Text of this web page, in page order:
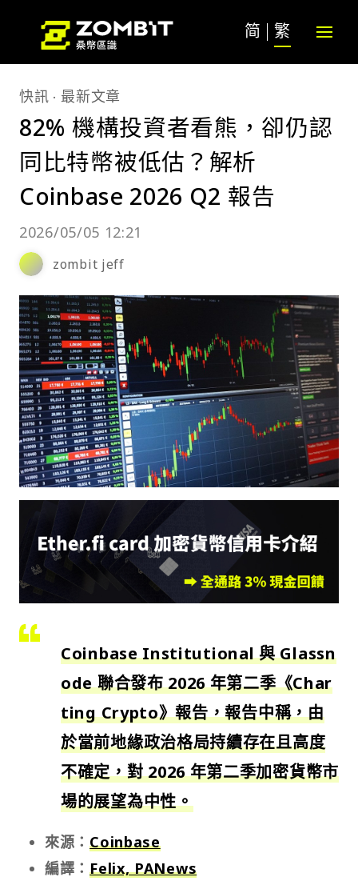
简 繁
快訊 最新文章
82% 機構投資者看熊，卻仍認
同比特幣被低估？解析
Coinbase 2026 Q2 報告
2026/05/05 12:21
zombit jeff
Coinbase Institutional 與 Glassn
ode 聯合發布 2026 年第二季《Char
ting Crypto》報告，報告中稱，由
於當前地緣政治格局持續存在且高度
不確定，對 2026 年第二季加密貨幣市
場的展望為中性。
來源：Coinbase
編譯：Felix, PANews